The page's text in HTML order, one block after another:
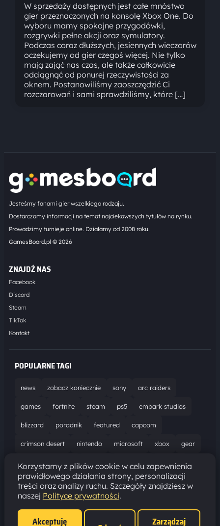
W sprzedaży dostępnych jest całe mnóstwo
gier przeznaczonych na konsolę Xbox One. Do
wyboru mamy spokojne przygodówki,
rozgrywki pełne akcji oraz symulatory.
Podczas coraz dłuższych, jesiennych wieczorów
oczekujemy od gier czegoś więcej. Nie tylko
mają zająć nas czas, ale także całkowicie
odciągnąć od ponurej rzeczywistości za
oknem. Postanowiliśmy zaoszczędzić Ci
rozczarowań i sami sprawdziliśmy, które […]
Jesteśmy fanami gier wszelkiego rodzaju.
Dostarczamy informacji na temat najciekawszych tytułów na rynku.
Prowadzimy turnieje online. Działamy od 2008 roku.
GamesBoard.pl © 2026
ZNAJDŹ NAS
Facebook
Discord
Steam
TikTok
Kontakt
POPULARNE TAGI
news zobacz koniecznie sony arc raiders
games fortnite steam ps5 embark studios
blizzard poradnik featured capcom
crimson desert nintendo microsoft xbox gear
world of warcraft solucja marathon ubisoft
bungie recenzja resident evil requiem gaming
aktualizacja pc epic games
Korzystamy z plików cookie w celu zapewnienia
prawidłowego działania strony, personalizacji
treści oraz analizy ruchu. Szczegóły znajdziesz w
naszej Polityce prywatności.
Akceptuję Zarządzaj